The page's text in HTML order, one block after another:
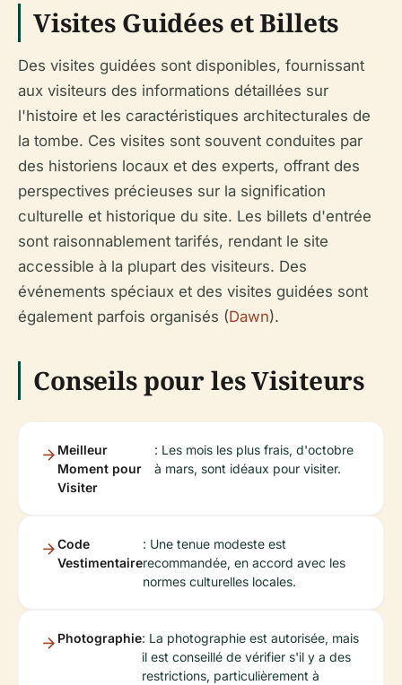
Visites Guidées et Billets
Des visites guidées sont disponibles, fournissant
aux visiteurs des informations détaillées sur
l'histoire et les caractéristiques architecturales de
la tombe. Ces visites sont souvent conduites par
des historiens locaux et des experts, offrant des
perspectives précieuses sur la signification
culturelle et historique du site. Les billets d'entrée
sont raisonnablement tarifés, rendant le site
accessible à la plupart des visiteurs. Des
événements spéciaux et des visites guidées sont
également parfois organisés (Dawn).
Conseils pour les Visiteurs
Meilleur
Moment pour
Visiter
: Les mois les plus frais, d'octobre
à mars, sont idéaux pour visiter.
Code
Vestimentaire
: Une tenue modeste est
recommandée, en accord avec les
normes culturelles locales.
Photographie: La photographie est autorisée, mais
il est conseillé de vérifier s'il y a des
restrictions, particulièrement à